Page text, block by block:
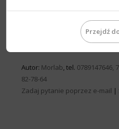
Autor: Morlab, tel. 0789147646,
82-78-64
Zadaj pytanie poprzez e-mail |
Przejdź